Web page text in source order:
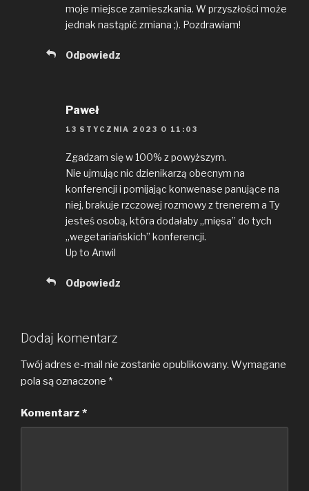
moje miejsce zamieszkania. W przyszłości może
jednak nastąpić zmiana ;). Pozdrawiam!
Odpowiedz
Paweł
13 STYCZNIA 2023 O 11:03
Zgadzam się w 100% z powyższym.
Nie ujmując nic dzienikarzą obecnym na
konferencji i pomijając konwenase panujące na
niej, brakuje rzczowej rozmowy z trenerem a Ty
jesteś osobą, która dodałaby „mięsa” do tych
„wegetariańskich” konferencji.
Up to Anwil
Odpowiedz
Dodaj komentarz
Twój adres e-mail nie zostanie opublikowany. Wymagane
pola są oznaczone *
Komentarz *